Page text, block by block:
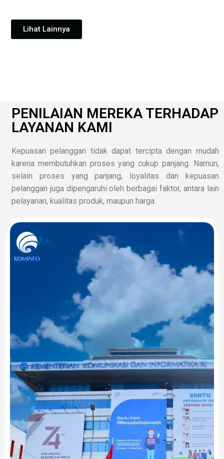
Lihat Lainnya
PENILAIAN MEREKA TERHADAP
LAYANAN KAMI
Kepuasan pelanggan tidak dapat tercipta dengan mudah
karena membutuhkan proses yang cukup panjang. Namun,
selain proses yang panjang, loyalitas dan kepuasan
pelanggan juga dipengaruhi oleh berbagai faktor, antara lain
pelayanan, kualitas produk, maupun harga.